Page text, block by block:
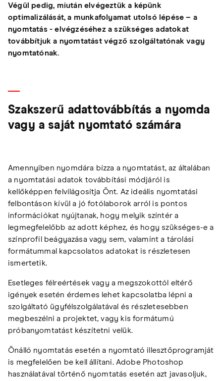
Végül pedig, miután elvégeztük a képünk
optimalizálását, a munkafolyamat utolsó lépése – a
nyomtatás - elvégzéséhez a szükséges adatokat
továbbítjuk a nyomtatást végző szolgáltatónak vagy
nyomtatónak.
Szakszerű adattovábbítás a nyomda
vagy a saját nyomtató számára
Amennyiben nyomdára bízza a nyomtatást, az általában
a nyomtatási adatok továbbítási módjáról is
kellőképpen felvilágosítja Önt. Az ideális nyomtatási
felbontáson kívül a jó fotólaborok arról is pontos
információkat nyújtanak, hogy melyik színtér a
legmegfelelőbb az adott képhez, és hogy szükséges-e a
színprofil beágyazása vagy sem, valamint a tárolási
formátummal kapcsolatos adatokat is részletesen
ismertetik.
Esetleges félreértések vagy a megszokottól eltérő
igények esetén érdemes lehet kapcsolatba lépni a
szolgáltató ügyfélszolgálatával és részletesebben
megbeszélni a projektet, vagy kis formátumú
próbanyomtatást készítetni velük.
Önálló nyomtatás esetén a nyomtató illesztőprogramját
is megfelelően be kell állítani. Adobe Photoshop
használatával történő nyomtatás esetén azt javasoljuk,